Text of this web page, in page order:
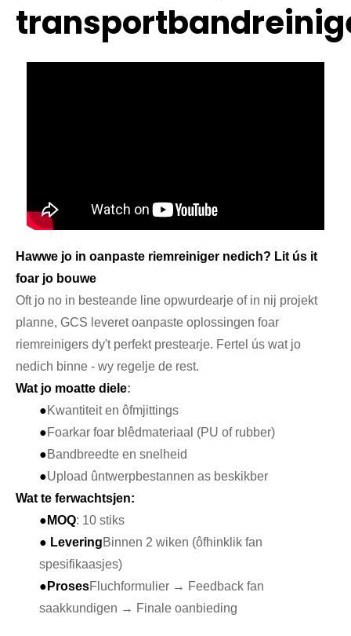
Hawwe jo in oanpaste riemreiniger nedich? Lit ús it
foar jo bouwe
Oft jo no in besteande line opwurdearje of in nij projekt
planne, GCS leveret oanpaste oplossingen foar
riemreinigers dy't perfekt prestearje. Fertel ús wat jo
nedich binne - wy regelje de rest.
Wat jo moatte diele:
●Kwantiteit en ôfmjittings
●Foarkar foar blêdmateriaal (PU of rubber)
●Bandbreedte en snelheid
●Upload ûntwerpbestannen as beskikber
Wat te ferwachtsjen:
● MOQ: 10 stiks
● LeveringBinnen 2 wiken (ôfhinklik fan
spesifikaasjes)
● ProsesFluchformulier → Feedback fan
saakkundigen → Finale oanbieding